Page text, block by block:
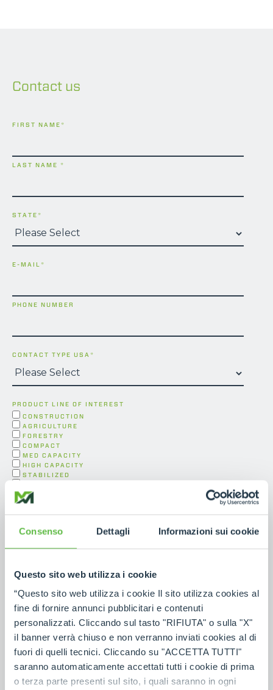
Consenso Dettagli Informazioni sui cookie
Questo sito web utilizza i cookie
“Questo sito web utilizza i cookie Il sito utilizza cookies al
fine di fornire annunci pubblicitari e contenuti
personalizzati. Cliccando sul tasto "RIFIUTA" o sulla "X"
il banner verrà chiuso e non verranno inviati cookies al di
fuori di quelli tecnici. Cliccando su "ACCETTA TUTTI"
saranno automaticamente accettati tutti i cookie di prima
o terza parte presenti sul sito, i quali saranno in ogni
Contact us
FIRST NAME*
LAST NAME *
STATE*
E-MAIL*
PHONE NUMBER
CONTACT TYPE USA*
PRODUCT LINE OF INTEREST
CONSTRUCTION
AGRICULTURE
FORESTRY
COMPACT
MED CAPACITY
HIGH CAPACITY
STABILIZED
TF
MF
ELECTRIC
I have read thecontact informationin accordance
with Article 13 of the EU Regulation 2016/679
GDPR.*